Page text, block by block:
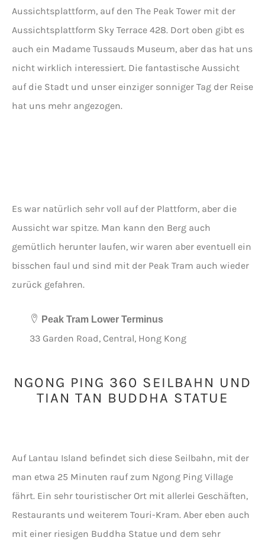
Aussichtsplattform, auf den The Peak Tower mit der
Aussichtsplattform Sky Terrace 428. Dort oben gibt es
auch ein Madame Tussauds Museum, aber das hat uns
nicht wirklich interessiert. Die fantastische Aussicht
auf die Stadt und unser einziger sonniger Tag der Reise
hat uns mehr angezogen.
Es war natürlich sehr voll auf der Plattform, aber die
Aussicht war spitze. Man kann den Berg auch
gemütlich herunter laufen, wir waren aber eventuell ein
bisschen faul und sind mit der Peak Tram auch wieder
zurück gefahren.
Peak Tram Lower Terminus
33 Garden Road, Central, Hong Kong
NGONG PING 360 SEILBAHN UND
TIAN TAN BUDDHA STATUE
Auf Lantau Island befindet sich diese Seilbahn, mit der
man etwa 25 Minuten rauf zum Ngong Ping Village
fährt. Ein sehr touristischer Ort mit allerlei Geschäften,
Restaurants und weiterem Touri-Kram. Aber eben auch
mit einer riesigen Buddha Statue und dem sehr